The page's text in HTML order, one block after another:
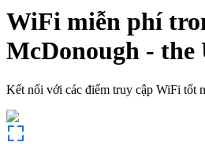
WiFi miễn phí
McDonough - the
Kết nối với các điểm truy cập WiFi tốt